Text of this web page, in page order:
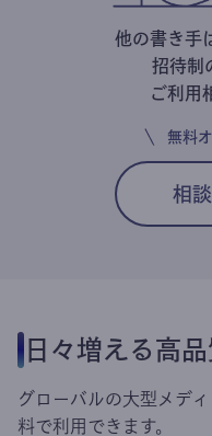
他の書き手
招待制
ご利用
無料
相
日々増える高
グローバルの大型メデ
料で利用できます。